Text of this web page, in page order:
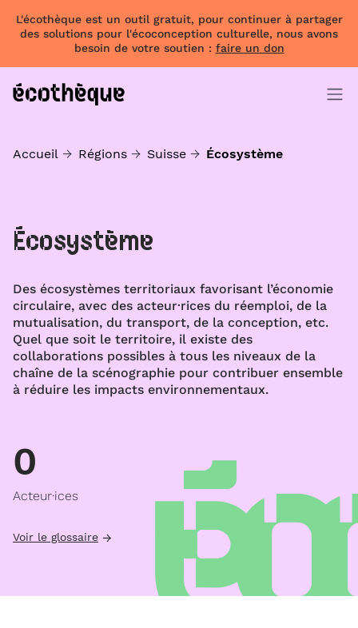
L'écothèque est un outil gratuit, pour continuer à partager
des solutions pour l'écoconception culturelle, nous avons
besoin de votre soutien : faire un don
Accueil Régions Suisse Écosystème
Écosystème
Des écosystèmes territoriaux favorisant l’économie
circulaire, avec des acteur·rices du réemploi, de la
mutualisation, du transport, de la conception, etc.
Quel que soit le territoire, il existe des
collaborations possibles à tous les niveaux de la
chaîne de la scénographie pour contribuer ensemble
à réduire les impacts environnementaux.
0
Acteur·ices
Voir le glossaire